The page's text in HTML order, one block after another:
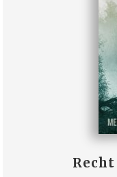
Recht